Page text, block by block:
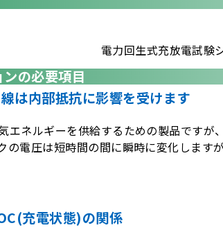
電力回生式充放電試験
の必要項目
は内部抵抗に影響を受けます
エネルギーを供給するための製品です
の電圧は短時間の間に瞬時に変化します
充電状態)の関係